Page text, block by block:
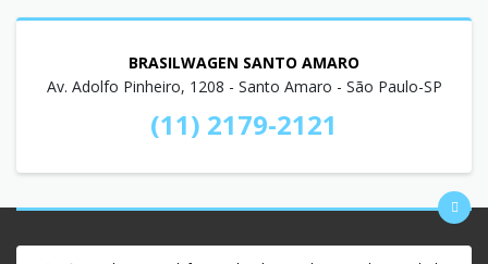
BRASILWAGEN SANTO AMARO
Av. Adolfo Pinheiro, 1208 - Santo Amaro - São Paulo-SP
(11) 2179-2121